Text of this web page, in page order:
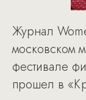
Журнал
московском
фестивале
прошел в